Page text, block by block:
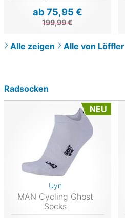
ab 75,95 €
199,99 €
Alle zeigen Alle von Löffler
Radsocken
NEU
Uyn
MAN Cycling Ghost
Socks